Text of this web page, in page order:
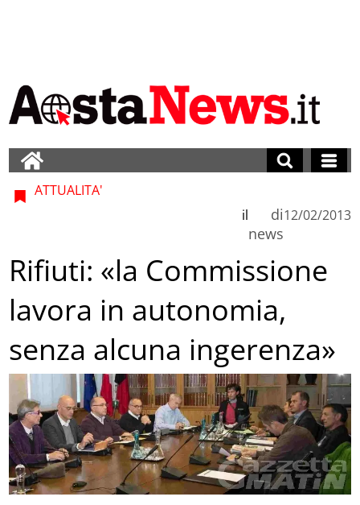
ATTUALITA'
di
news
il 12/02/2013
Rifiuti: «la Commissione
lavora in autonomia,
senza alcuna ingerenza»